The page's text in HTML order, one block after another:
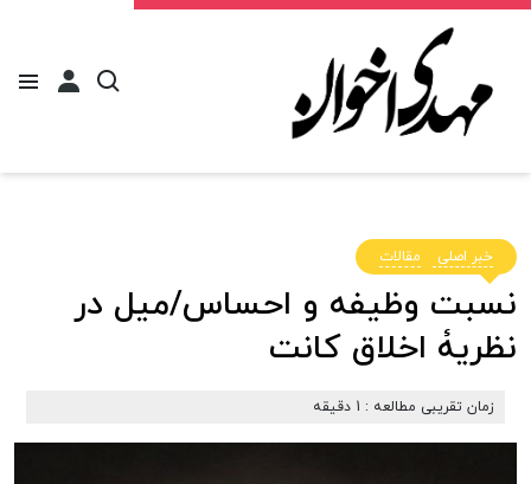
خبر اصلی مقالات
نسبت وظیفه و احساس/میل در
نظریۀ اخلاق کانت
زمان تقریبی مطالعه : 1 دقیقه